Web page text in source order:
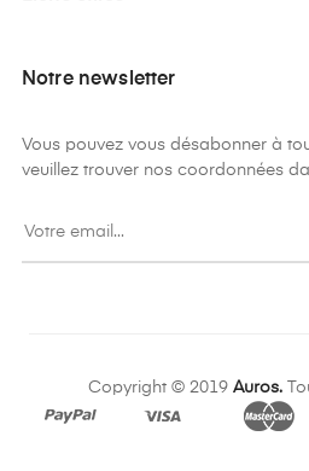
Notre newsletter
Vous pouvez vous désabonner à
veuillez trouver nos coordonnées
Copyright © 2019 Auros.